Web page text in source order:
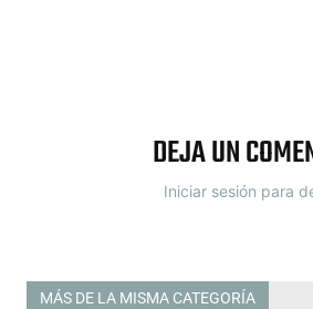
DEJA UN
Iniciar sesión para
MÁS DE LA MISMA CATEGORÍA